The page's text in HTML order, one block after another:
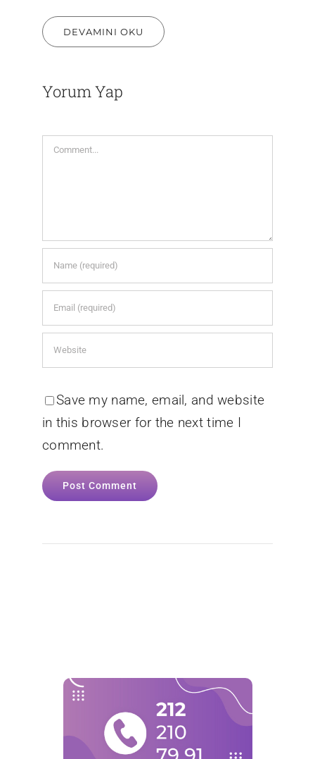
DEVAMINI OKU
Yorum Yap
Comment
Save my name, email, and website
in this browser for the next time I
comment.